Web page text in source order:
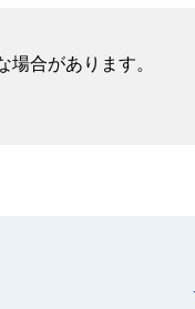
場合があります。